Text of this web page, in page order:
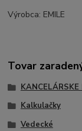
Výrobca: EMILE
Tovar
KANCELÁRSKE
Kalkulačky
Vedecké